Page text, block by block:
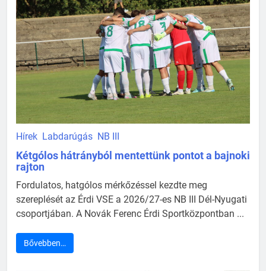
Hírek Labdarúgás NB III
Kétgólos hátrányból mentettünk pontot a bajnoki
rajton
Fordulatos, hatgólos mérkőzéssel kezdte meg
szereplését az Érdi VSE a 2026/27-es NB III Dél-Nyugati
csoportjában. A Novák Ferenc Érdi Sportközpontban ...
Bővebben…